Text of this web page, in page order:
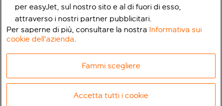
per easyJet, sul nostro sito e al di fuori di esso,
attraverso i nostri partner pubblicitari.
Per saperne di più, consultare la nostra Informativa sui
cookie dell'azienda.
Fammi scegliere
Accetta tutti i cookie